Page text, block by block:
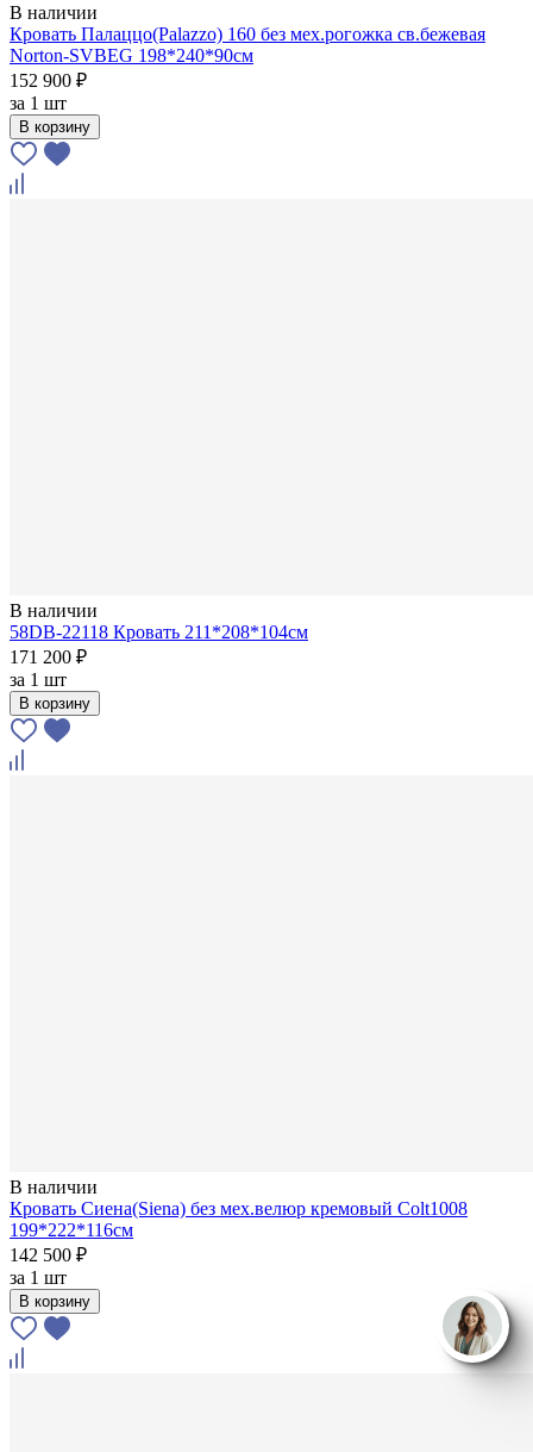
В наличии
Кровать Палаццо(Palazzo) 160 без мех.рогожка св.бежевая
Norton-SVBEG 198*240*90см
152 900 ₽
за 1 шт
В корзину
В наличии
58DB-22118 Кровать 211*208*104см
171 200 ₽
за 1 шт
В корзину
В наличии
Кровать Сиена(Siena) без мех.велюр кремовый Colt1008
199*222*116см
142 500 ₽
за 1 шт
В корзину